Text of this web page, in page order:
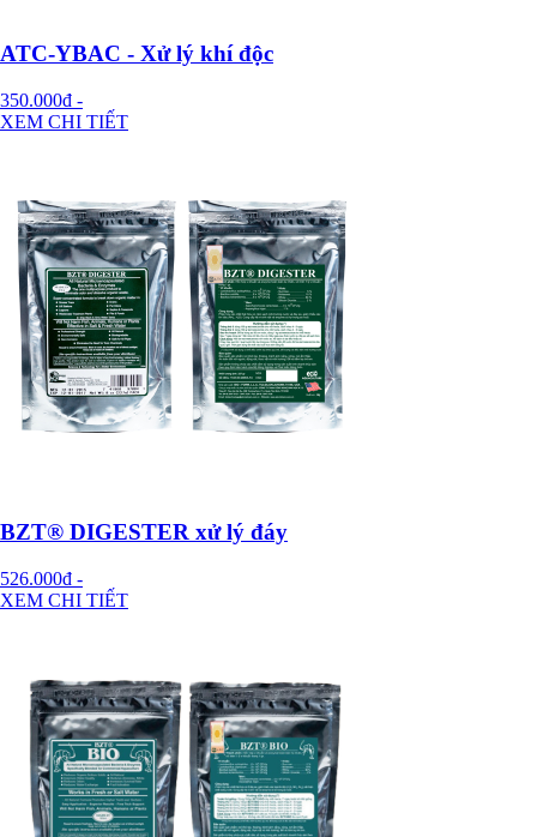
ATC-YBAC - Xử lý khí độc
350.000đ -
XEM CHI TIẾT
BZT® DIGESTER xử lý đáy
526.000đ -
XEM CHI TIẾT